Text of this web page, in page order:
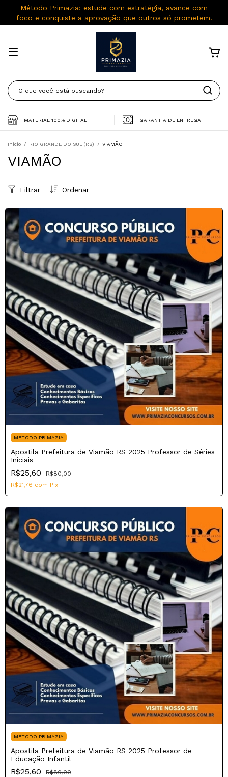
Método Primazia: estude com estratégia, avance com
foco e conquiste a aprovação que outros só prometem.
MATERIAL 100% DIGITAL GARANTIA DE ENTREGA
Início / RIO GRANDE DO SUL (RS) / VIAMÃO
VIAMÃO
Ordenar
Filtrar
MÉTODO PRIMAZIA
Apostila Prefeitura de Viamão RS 2025 Professor de Séries
Iniciais
R$25,60
R$80,00
R$21,76 com Pix
MÉTODO PRIMAZIA
Apostila Prefeitura de Viamão RS 2025 Professor de
Educação Infantil
R$25,60
R$80,00